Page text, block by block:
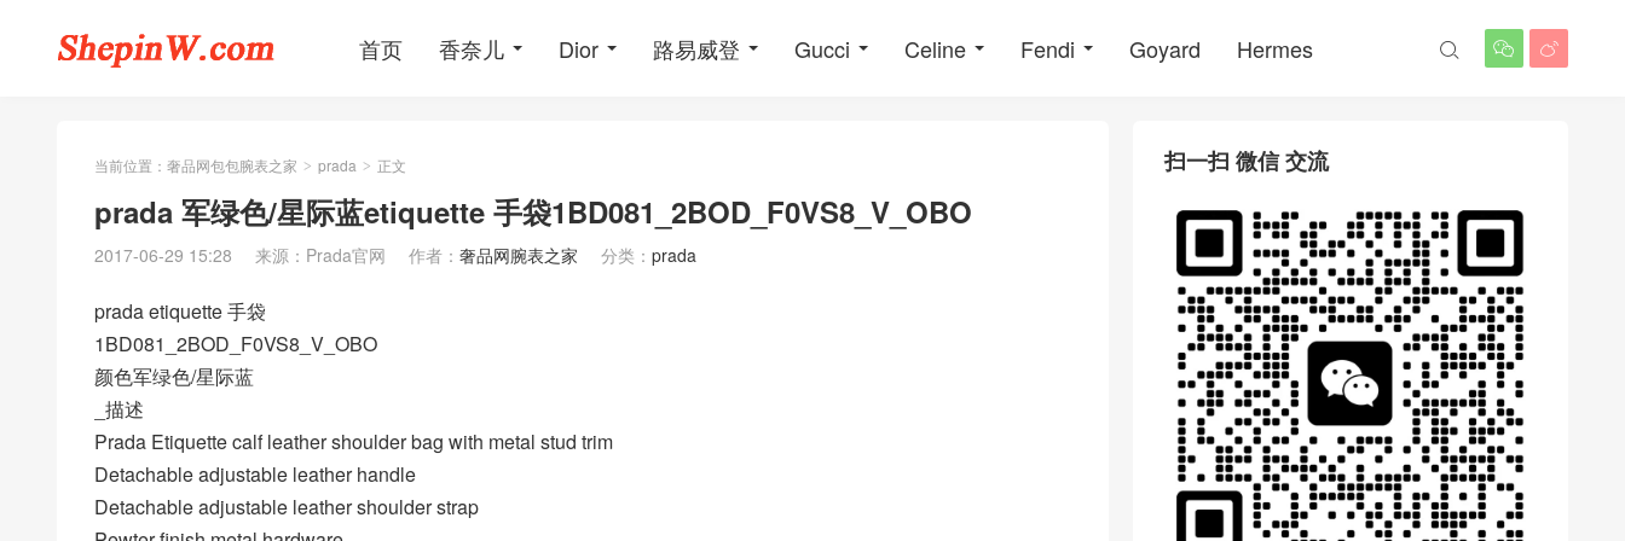
首页 香奈儿 Dior 路易威登 Gucci Celine Fendi Goyard Hermes  

当前位置： 奢品网包包腕表之家 > prada > 正文
prada 军绿色/星际蓝etiquette 手袋1BD081_2BOD_F0VS8_V_OBO
2017-06-29 15:28 来源：Prada官网 作者： 奢品网腕表之家 分类： prada
prada etiquette 手袋
1BD081_2BOD_F0VS8_V_OBO
颜色军绿色/星际蓝
_描述
Prada Etiquette calf leather shoulder bag with metal stud trim
Detachable adjustable leather handle
Detachable adjustable leather shoulder strap
扫一扫 微信 交流